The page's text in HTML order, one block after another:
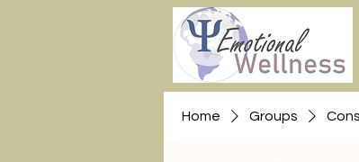
Home Groups